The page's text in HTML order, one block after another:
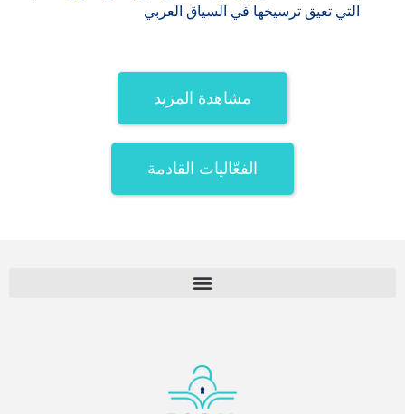
التي تعيق ترسيخها في السياق العربي
مشاهدة المزيد
الفعّاليات القادمة